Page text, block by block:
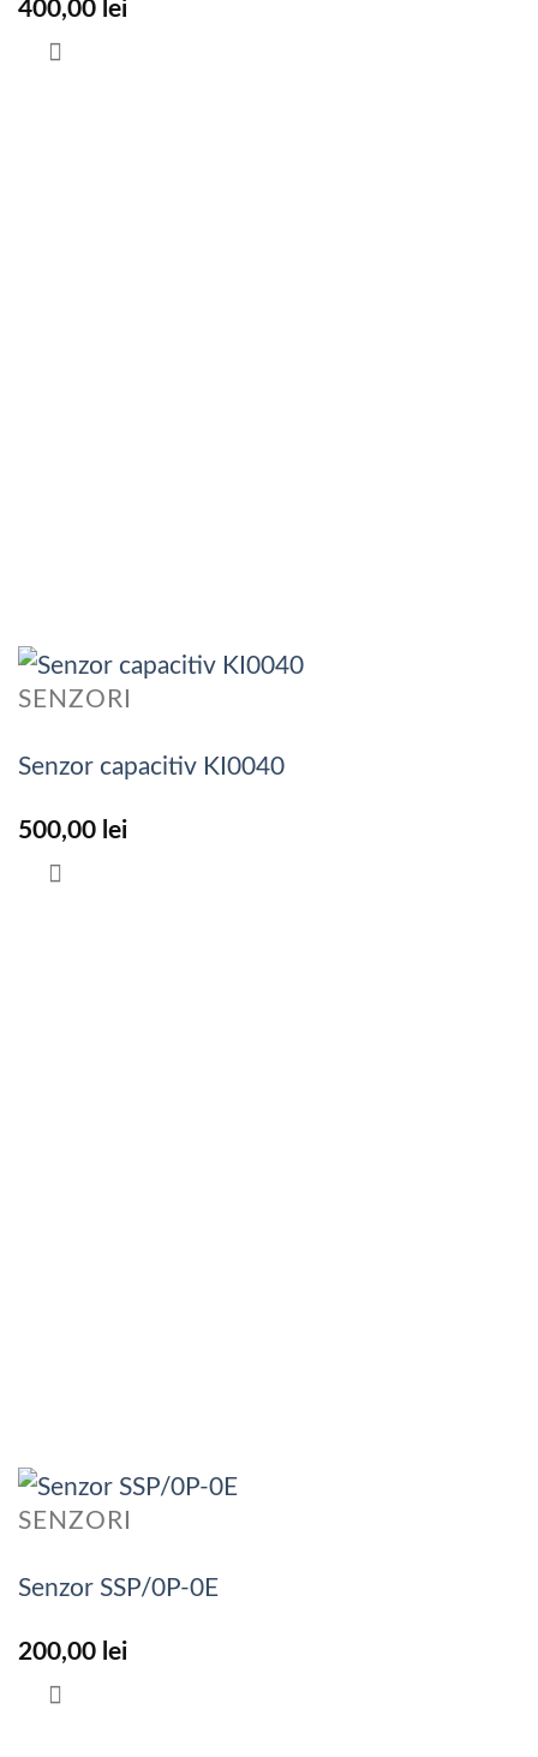
400,00 lei
SENZORI
Senzor capacitiv KI0040
500,00 lei
SENZORI
Senzor SSP/0P-0E
200,00 lei